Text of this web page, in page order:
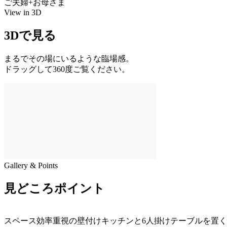
ご夫婦+お母さま
View in 3D
3Dで見る
まるでその場にいるような臨場感。
ドラッグして360度ご覧ください。
Gallery & Points
見どころポイント
スペース効率重視の壁付けキッチンと6人掛けテーブルを置